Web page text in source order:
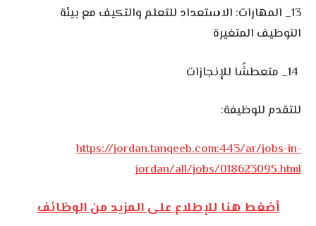
13_ المهارات: الاستعداد للتعلم والتكيف مع بيئة
التوظيف المتغيرة
14_ متعطشًا للإنجازات
للتقدم للوظيفة:
https://jordan.tanqeeb.com:443/ar/jobs-in-
jordan/all/jobs/018623095.html
أضغط هنا للإطلاع على المزيد من الوظائف